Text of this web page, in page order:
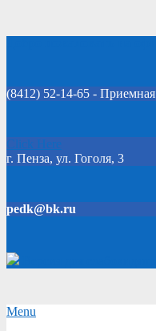
(8412) 52-14-65 - Приемная
Click Here
г. Пенза, ул. Гоголя, 3
pedk@bk.ru
Secondary
Menu